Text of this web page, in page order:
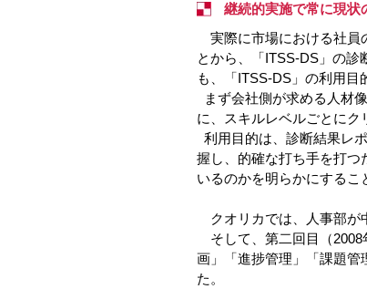
継続的実施で常に現状
実際に市場における社員
とから、「ITSS-DS」の
も、「ITSS-DS」の利用目
まず会社側が求める人材
に、スキルレベルごとにク
利用目的は、診断結果レ
握し、的確な打ち手を打つ
いるのかを明らかにするこ
クオリカでは、人事部が
そして、第二回目（2008
画」「進捗管理」「課題管
た。